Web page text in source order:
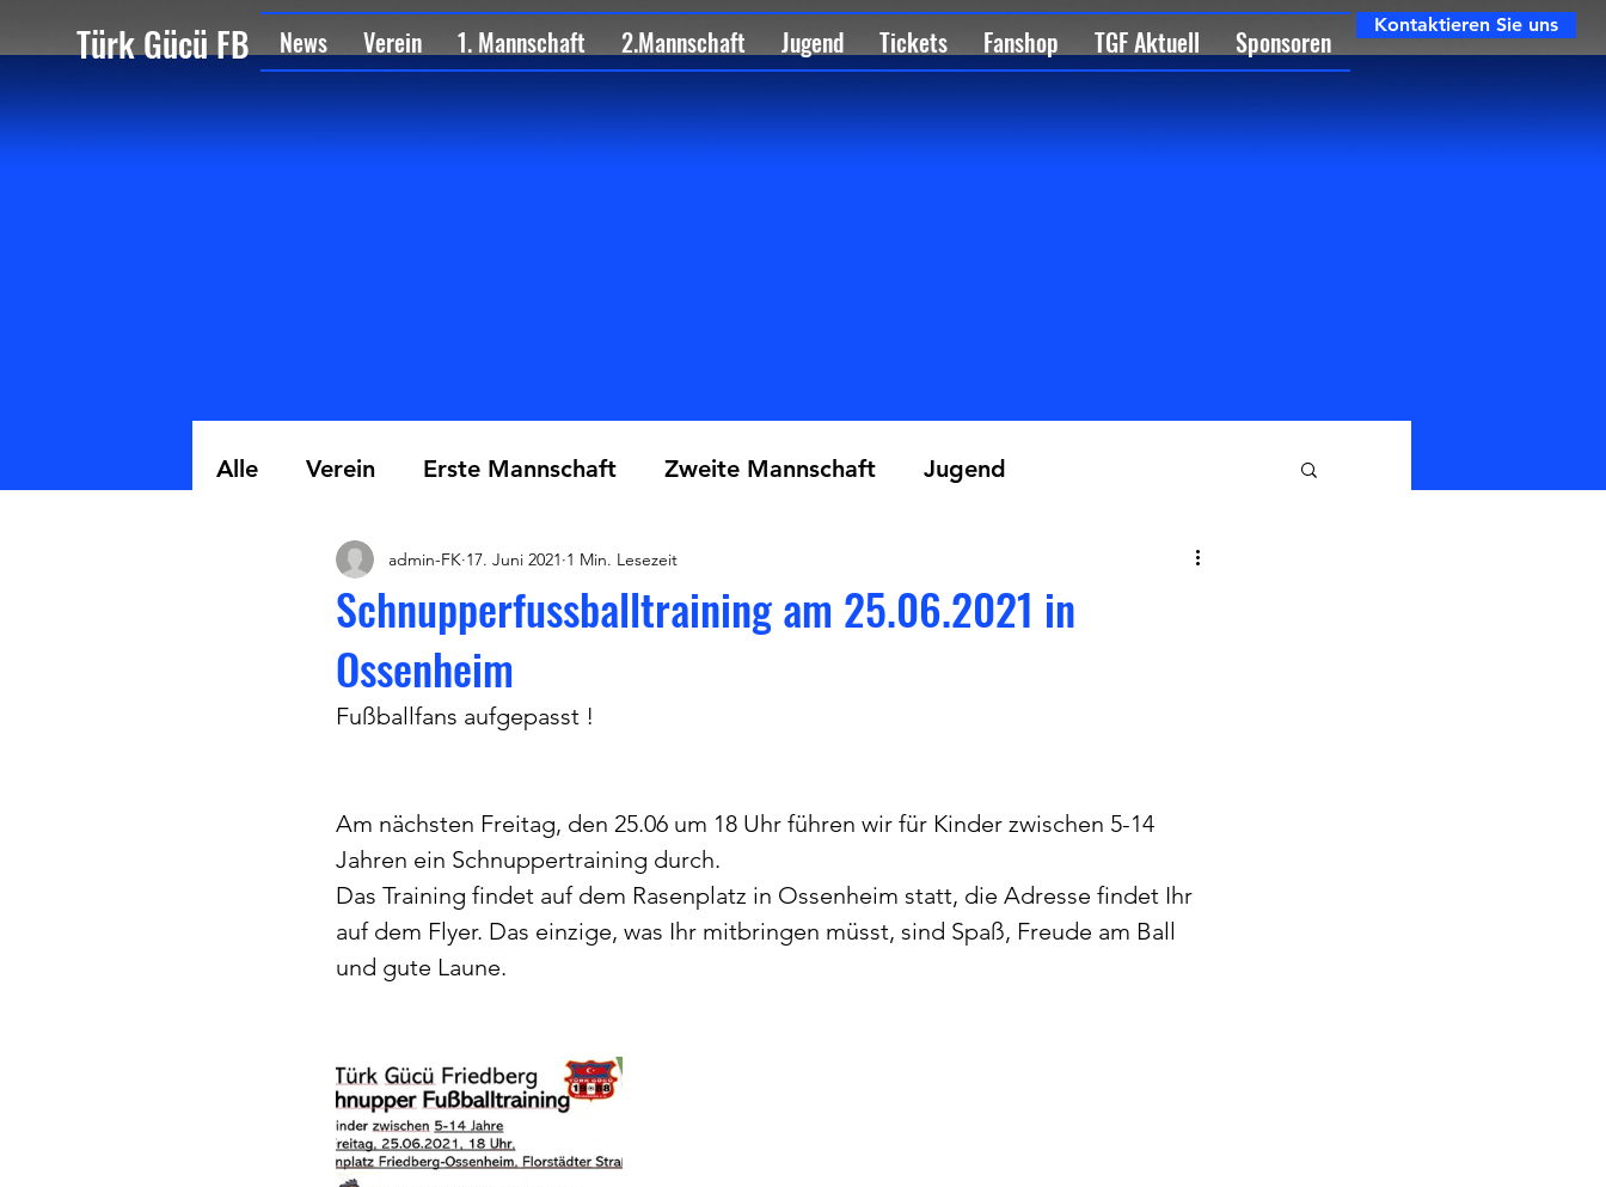
Türk Gücü FB News Verein 1. Mannschaft 2.Mannschaft Jugend Tickets Fanshop TGF Aktuell Sponsoren Kontaktieren Sie uns
Alle Verein Erste Mannschaft Zweite Mannschaft Jugend
Schnupperfussballtraining am 25.06.2021 in
Ossenheim
admin-FK 17. Juni 2021 1 Min. Lesezeit
Fußballfans aufgepasst !
Am nächsten Freitag, den 25.06 um 18 Uhr führen wir für Kinder zwischen 5-14
Jahren ein Schnuppertraining durch.
Das Training findet auf dem Rasenplatz in Ossenheim statt, die Adresse findet Ihr
auf dem Flyer. Das einzige, was Ihr mitbringen müsst, sind Spaß, Freude am Ball
und gute Laune.